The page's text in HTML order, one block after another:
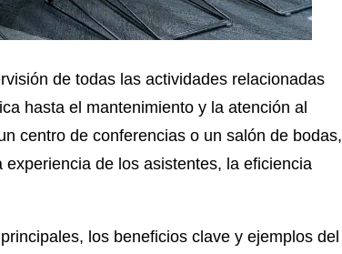
hasta el mantenimiento y la atención al
centro de conferencias o un salón de bodas,
de los asistentes, la eficiencia
los beneficios clave y ejemplos del